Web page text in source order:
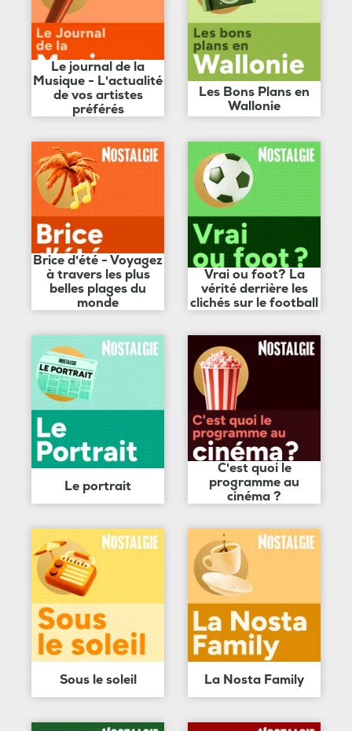
Le journal de la
Musique - L'actualité
de vos artistes
préférés
Les Bons Plans en
Wallonie
Brice d'été - Voyagez
à travers les plus
belles plages du
monde
Vrai ou foot? La
vérité derrière les
clichés sur le football
Le portrait
C'est quoi le
programme au
cinéma ?
Sous le soleil La Nosta Family